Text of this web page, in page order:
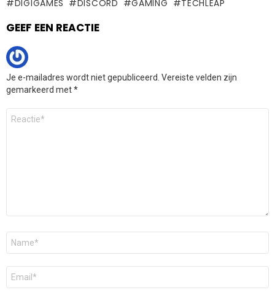
DIGIGAMES DISCORD GAMING TECHLEAP
GEEF EEN REACTIE
Je e-mailadres wordt niet gepubliceerd. Vereiste velden zijn
gemarkeerd met*
Reactie
Naam
E-
mail
*